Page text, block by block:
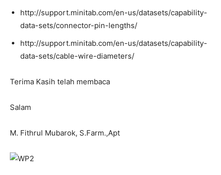
http://support.minitab.com/en-us/datasets/capability-
data-sets/connector-pin-lengths/
http://support.minitab.com/en-us/datasets/capability-
data-sets/cable-wire-diameters/
Terima Kasih telah membaca
Salam
M. Fithrul Mubarok, S.Farm.,Apt